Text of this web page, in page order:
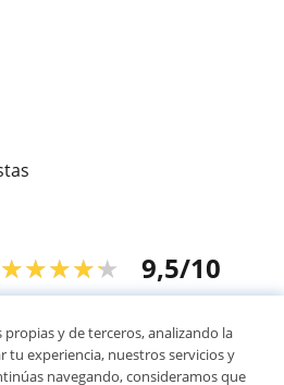
★★★★★ 9,5/10
propias y de terceros, analizando la
tu experiencia, nuestros servicios y
navegando, consideramos que